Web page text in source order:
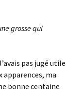
grosse qui
pas jugé utile
apparences, ma
bonne centaine